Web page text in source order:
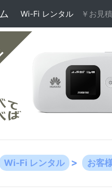
Wi-Fi レンタル (current)
￥お見
Wi-Fi レンタル お客